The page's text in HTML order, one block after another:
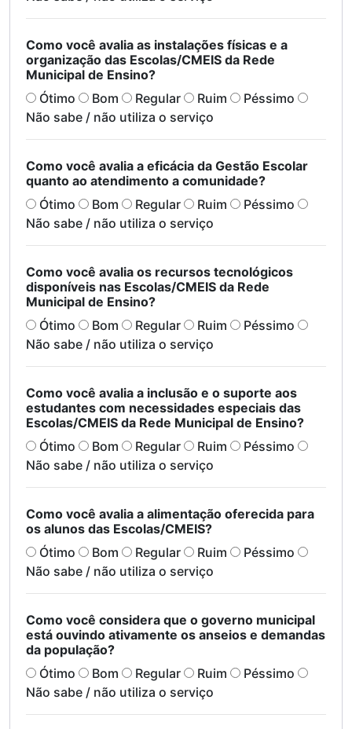
Como você avalia as instalações físicas e a
organização das Escolas/CMEIS da Rede
Municipal de Ensino?
Ótimo
Bom Regular Ruim
Péssimo
Não sabe / não utiliza o serviço
Como você avalia a eficácia da Gestão Escolar
quanto ao atendimento a comunidade?
Ótimo
Bom Regular Ruim
Péssimo
Não sabe / não utiliza o serviço
Como você avalia os recursos tecnológicos
disponíveis nas Escolas/CMEIS da Rede
Municipal de Ensino?
Ótimo
Bom Regular Ruim
Péssimo
Não sabe / não utiliza o serviço
Como você avalia a inclusão e o suporte aos
estudantes com necessidades especiais das
Escolas/CMEIS da Rede Municipal de Ensino?
Ótimo
Bom Regular Ruim
Péssimo
Não sabe / não utiliza o serviço
Como você avalia a alimentação oferecida para
os alunos das Escolas/CMEIS?
Ótimo
Bom Regular Ruim
Péssimo
Não sabe / não utiliza o serviço
Como você considera que o governo municipal
está ouvindo ativamente os anseios e demandas
da população?
Ótimo
Bom Regular Ruim
Péssimo
Não sabe / não utiliza o serviço